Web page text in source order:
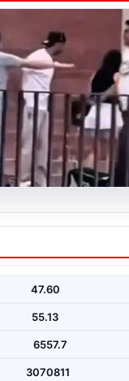
O kişi
belli oldu
Oldu", "content":
47.60
55.13
6557.7
3070811